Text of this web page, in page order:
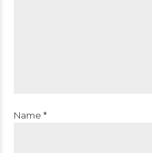
Name *